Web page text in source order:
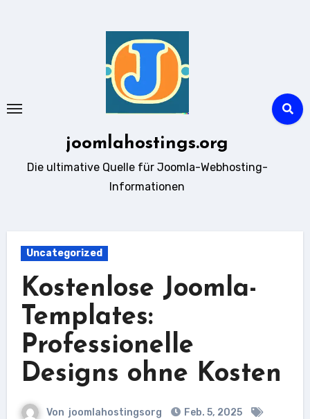
joomlahostings.org
Die ultimative Quelle für Joomla-Webhosting-
Informationen
Uncategorized
Kostenlose Joomla-
Templates:
Professionelle
Designs ohne Kosten
Von joomlahostingsorg
Feb. 5, 2025